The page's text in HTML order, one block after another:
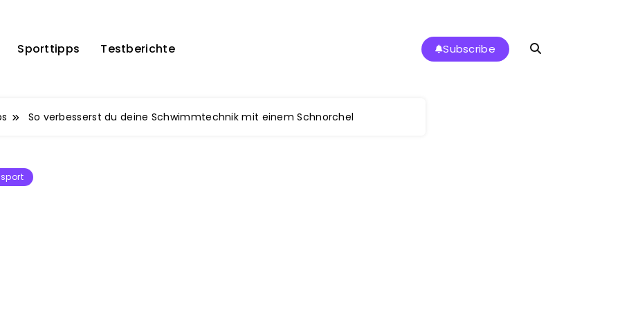
Sporttipps Testberichte Subscribe
So verbesserst du deine Schwimmtechnik mit einem Schnorchel